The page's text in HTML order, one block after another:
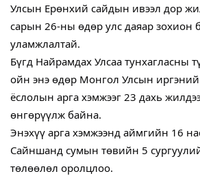
Улсын Ерөнхий сайдын ивээл дор
сарын 26-ны өдөр улс даяар зохион
уламжлалтай.
Бүгд Найрамдах Улсаа тунхагласны
ойн энэ өдөр Монгол Улсын иргэний
ёслолын арга хэмжээг 23 дахь
өнгөрүүлж байна.
Энэхүү арга хэмжээнд аймгийн 16
Сайншанд сумын төвийн 5
төлөөлөл оролцлоо.